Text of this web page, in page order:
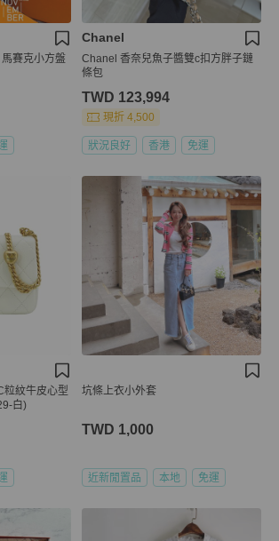
賽克小方盤
Chanel
Chanel 香奈兒魚子醬雙c扣方胖子鏈
條包
TWD 123,994
現折 4,500
狀況良好 香港 免運
粒紋牛皮心型
白)
坑條上衣小外套
TWD 1,000
近新閒置品 本地 免運